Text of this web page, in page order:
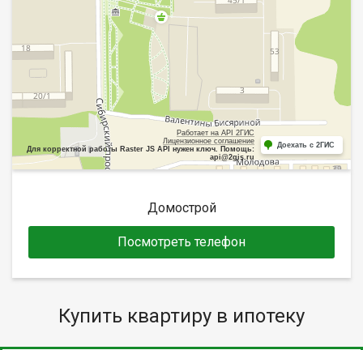
Работает на API 2ГИС
Лицензионное соглашение
Для корректной работы Raster JS API нужен ключ. Помощь:
api@2gis.ru
Доехать с 2ГИС
Домострой
Посмотреть телефон
Купить квартиру в ипотеку